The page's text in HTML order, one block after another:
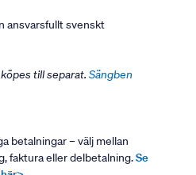
ansvarsfullt svenskt
till separat. Sängben
betalningar – välj mellan
faktura eller delbetalning.Se